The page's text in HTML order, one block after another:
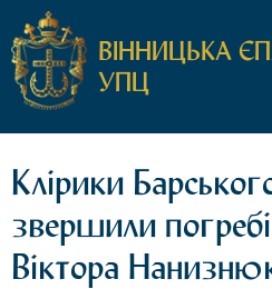
ВІННИЦЬКА
УПЦ
Клірики
звершили
Віктора